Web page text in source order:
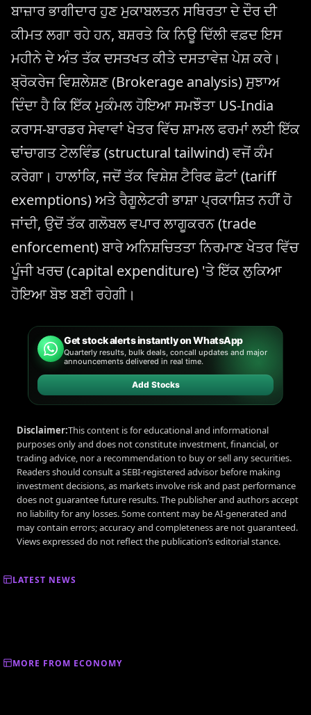
ਬਾਜ਼ਾਰ ਭਾਗੀਦਾਰ ਹੁਣ ਮੁਕਾਬਲਤਨ ਸਥਿਰਤਾ ਦੇ ਦੌਰ ਦੀ
ਕੀਮਤ ਲਗਾ ਰਹੇ ਹਨ, ਬਸ਼ਰਤੇ ਕਿ ਨਿਊ ਦਿੱਲੀ ਵਫ਼ਦ ਇਸ
ਮਹੀਨੇ ਦੇ ਅੰਤ ਤੱਕ ਦਸਤਖਤ ਕੀਤੇ ਦਸਤਾਵੇਜ਼ ਪੇਸ਼ ਕਰੇ।
ਬ੍ਰੋਕਰੇਜ ਵਿਸ਼ਲੇਸ਼ਣ (Brokerage analysis) ਸੁਝਾਅ
ਦਿੰਦਾ ਹੈ ਕਿ ਇੱਕ ਮੁਕੰਮਲ ਹੋਇਆ ਸਮਝੌਤਾ US-India
ਕਰਾਸ-ਬਾਰਡਰ ਸੇਵਾਵਾਂ ਖੇਤਰ ਵਿੱਚ ਸ਼ਾਮਲ ਫਰਮਾਂ ਲਈ ਇੱਕ
ਢਾਂਚਾਗਤ ਟੇਲਵਿੰਡ (structural tailwind) ਵਜੋਂ ਕੰਮ
ਕਰੇਗਾ। ਹਾਲਾਂਕਿ, ਜਦੋਂ ਤੱਕ ਵਿਸ਼ੇਸ਼ ਟੈਰਿਫ ਛੋਟਾਂ (tariff
exemptions) ਅਤੇ ਰੈਗੂਲੇਟਰੀ ਭਾਸ਼ਾ ਪ੍ਰਕਾਸ਼ਿਤ ਨਹੀਂ ਹੋ
ਜਾਂਦੀ, ਉਦੋਂ ਤੱਕ ਗਲੋਬਲ ਵਪਾਰ ਲਾਗੂਕਰਨ (trade
enforcement) ਬਾਰੇ ਅਨਿਸ਼ਚਿਤਤਾ ਨਿਰਮਾਣ ਖੇਤਰ ਵਿੱਚ
ਪੂੰਜੀ ਖਰਚ (capital expenditure) 'ਤੇ ਇੱਕ ਲੁਕਿਆ
ਹੋਇਆ ਬੋਝ ਬਣੀ ਰਹੇਗੀ।
Get stock alerts instantly on WhatsApp
Quarterly results, bulk deals, concall updates and major
announcements delivered in real time.
Add Stocks
Disclaimer:This content is for educational and informational
purposes only and does not constitute investment, financial, or
trading advice, nor a recommendation to buy or sell any securities.
Readers should consult a SEBI-registered advisor before making
investment decisions, as markets involve risk and past performance
does not guarantee future results. The publisher and authors accept
no liability for any losses. Some content may be AI-generated and
may contain errors; accuracy and completeness are not guaranteed.
Views expressed do not reflect the publication’s editorial stance.
LATEST NEWS
MORE FROM ECONOMY